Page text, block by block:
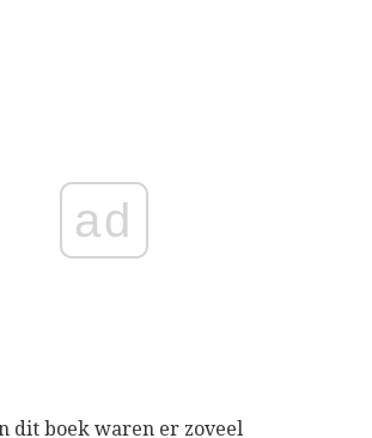
ad
dit boek waren er zoveel